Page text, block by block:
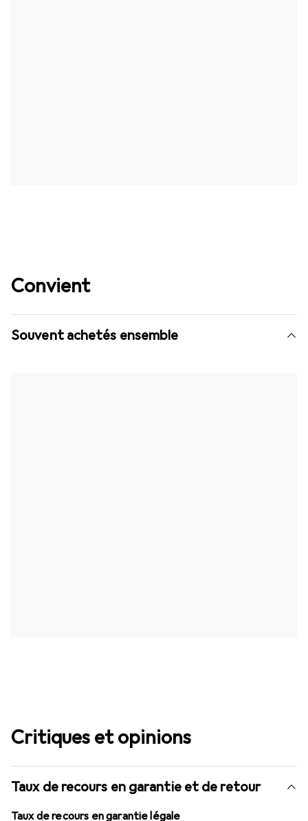
Convient
Souvent achetés ensemble
Critiques et opinions
Taux de recours en garantie et de retour
Taux de recours en garantie légale